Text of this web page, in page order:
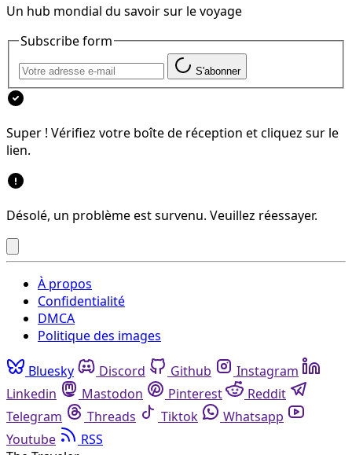
Un hub mondial du savoir sur le voyage
Subscribe form
S'abonner
Super ! Vérifiez votre boîte de réception et cliquez sur le
lien.
Désolé, un problème est survenu. Veuillez réessayer.
À propos
Confidentialité
DMCA
Politique des images
Bluesky Discord Github
Instagram
Linkedin
Mastodon Pinterest
Reddit
Telegram
Threads Tiktok
Whatsapp
Youtube
RSS